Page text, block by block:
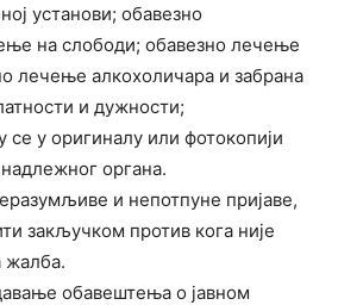
установи; обавезно
на слободи; обавезно лечење
лечење алкохоличара и забрана
и дужности;
у оригиналу или фотокопији
надлежног органа.
и непотпуне пријаве,
закључком против кога није
жалба.
обавештења о јавном